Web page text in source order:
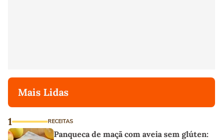
Mais Lidas
1 RECEITAS
Panqueca de maçã com aveia sem glúten: